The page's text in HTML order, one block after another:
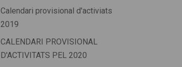
Calendari provisional d'activiats
2019
CALENDARI PROVISIONAL
D'ACTIVITATS PEL 2020